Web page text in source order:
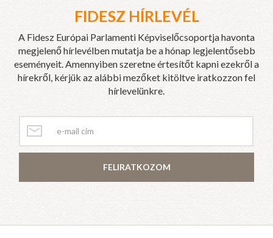
FIDESZ HÍRLEVÉL
A Fidesz Európai Parlamenti Képviselőcsoportja havonta
megjelenő hírlevélben mutatja be a hónap legjelentősebb
eseményeit. Amennyiben szeretne értesítőt kapni ezekről a
hírekről, kérjük az alábbi mezőket kitöltve iratkozzon fel
hírlevelünkre.
FELIRATKOZOM